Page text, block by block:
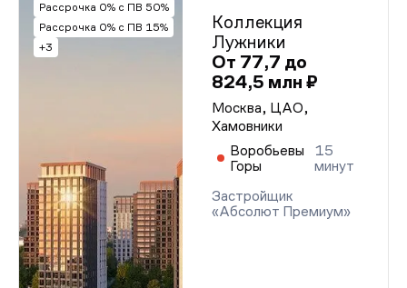
Рассрочка 0% с ПВ 50%
Рассрочка 0% с ПВ 15%
+3
Коллекция
Лужники
От 77,7 до
824,5 млн ₽
Москва, ЦАО,
Хамовники
Воробьевы
Горы
15
минут
Застройщик
«Абсолют Премиум»